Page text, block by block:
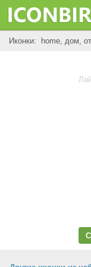
Иконки: home, дом,